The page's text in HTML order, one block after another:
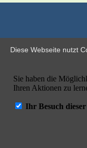
Diese Webseite nutzt